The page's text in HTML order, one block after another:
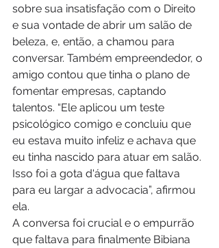
sobre sua insatisfação com o Direito
e sua vontade de abrir um salão de
beleza, e, então, a chamou para
conversar. Também empreendedor, o
amigo contou que tinha o plano de
fomentar empresas, captando
talentos. “Ele aplicou um teste
psicológico comigo e concluiu que
eu estava muito infeliz e achava que
eu tinha nascido para atuar em salão.
Isso foi a gota d'água que faltava
para eu largar a advocacia”, afirmou
ela.
A conversa foi crucial e o empurrão
que faltava para finalmente Bibiana